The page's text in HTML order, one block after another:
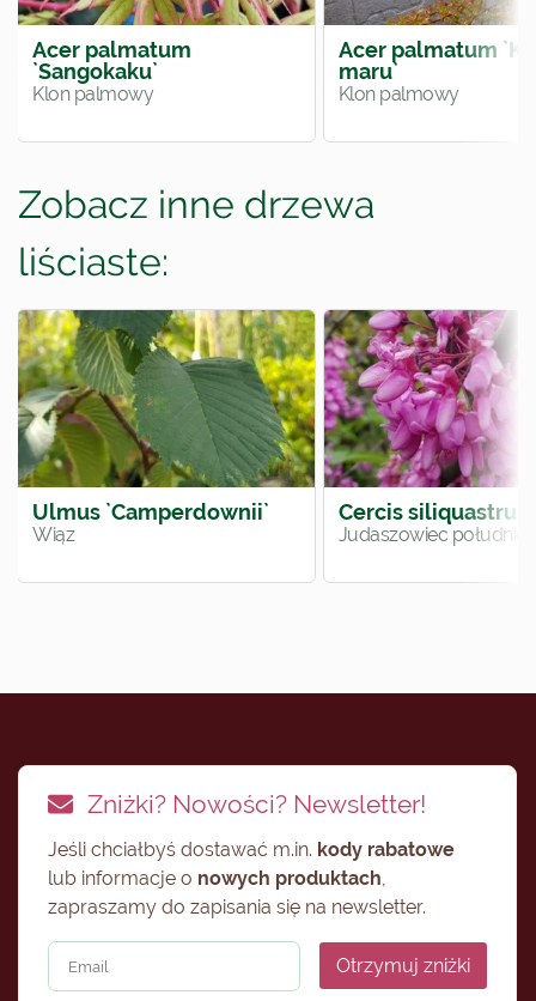
Acer palmatum
`Sangokaku`
Klon palmowy
Acer palmatum
maru`
Klon palmowy
Zobacz inne drzewa
liściaste:
Ulmus `Camperdownii`
Wiąz
Cercis siliquastrum
Judaszowiec
Zniżki? Nowości? Newsletter!
Jeśli chciałbyś dostawać m.in. kody rabatowe
lub informacje o nowych produktach
zapraszamy do zapisania się na newsletter.
Otrzymuj zniżki